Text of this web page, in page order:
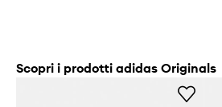
Scopri i prodotti adidas Originals